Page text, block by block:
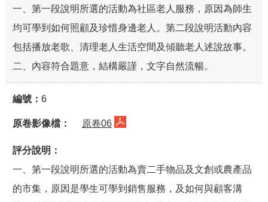
一、第一段說明所選的活動為社區老人服務，原因為師生
均可學到如何照顧及珍惜身邊老人。第二段說明活動內容
包括播放老歌、清理老人生活空間及傾聽老人述說故事。
二、內容符合題意，結構嚴謹，文字自然流暢。
6
原卷06
一、第一段說明所選的活動為賣二手物品及文創或農產品
的市集，原因是學生可學到銷售服務，及如何與顧客溝